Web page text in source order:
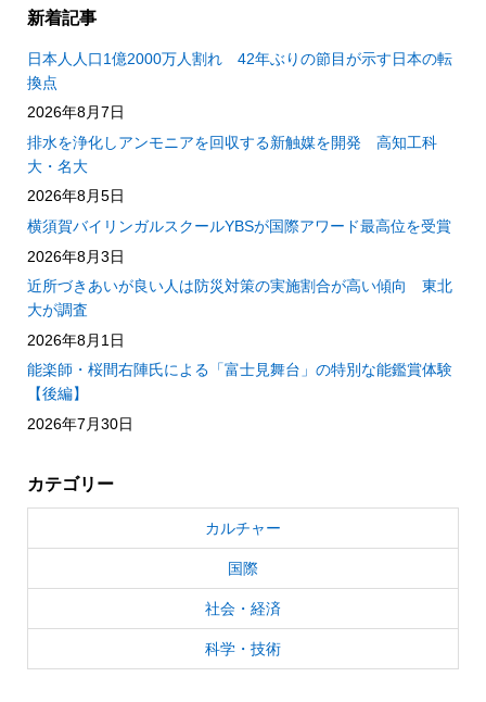
新着記事
日本人人口1億2000万人割れ 42年ぶりの節目が示す日本の転
換点
2026年8月7日
排水を浄化しアンモニアを回収する新触媒を開発 高知工科
大・名大
2026年8月5日
横須賀バイリンガルスクールYBSが国際アワード最高位を受賞
2026年8月3日
近所づきあいが良い人は防災対策の実施割合が高い傾向 東北
大が調査
2026年8月1日
能楽師・桜間右陣氏による「富士見舞台」の特別な能鑑賞体験
【後編】
2026年7月30日
カテゴリー
カルチャー
国際
社会・経済
科学・技術